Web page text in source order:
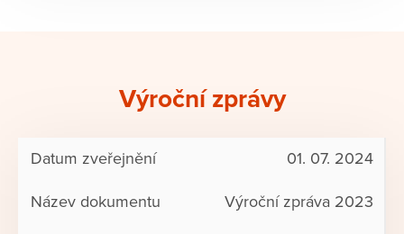
Výroční zprávy
01. 07. 2024
Výroční zpráva 2023